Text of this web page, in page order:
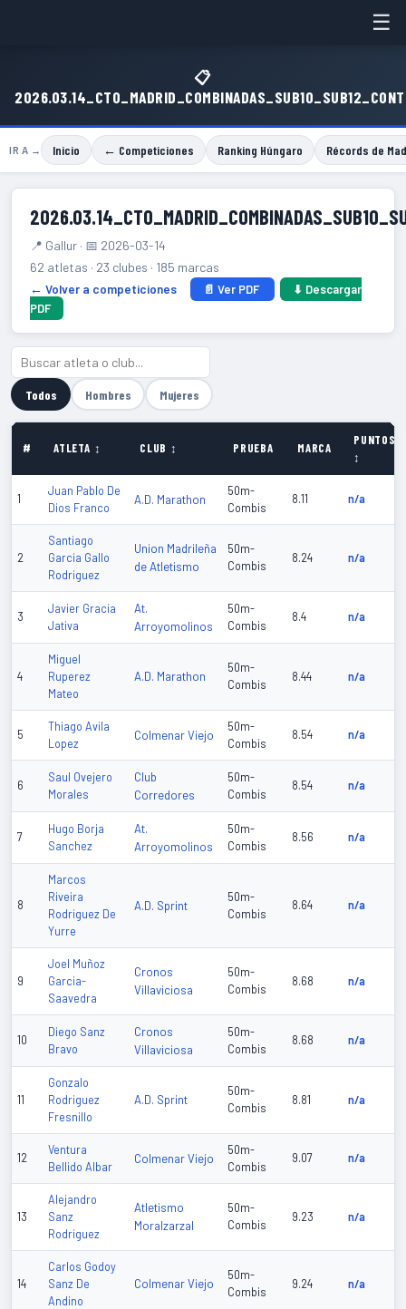
☰
📋
IR A → Inicio ← Competiciones Ranking Húngaro Récords de
📍 Gallur · 📅 2026-03-14
62 atletas · 23 clubes · 185 marcas
← Volver a competiciones
📄 Ver PDF
⬇ Descargar
PDF
Todos Hombres Mujeres
# ATLETA ↕ CLUB ↕ PRUEBA MARCA
PUNTOS
↕
1
Juan Pablo De
Dios Franco
A.D. Marathon
50m-
Combis
8.11 n/a
2
Santiago
Garcia Gallo
Rodriguez
Union Madrileña
de Atletismo
50m-
Combis
8.24 n/a
3
Javier Gracia
Jativa
At.
Arroyomolinos
50m-
Combis
8.4 n/a
4
Miguel
Ruperez
Mateo
A.D. Marathon
50m-
Combis
8.44 n/a
5
Thiago Avila
Lopez
Colmenar Viejo
50m-
Combis
8.54 n/a
6
Saul Ovejero
Morales
Club
Corredores
50m-
Combis
8.54 n/a
7
Hugo Borja
Sanchez
At.
Arroyomolinos
50m-
Combis
8.56 n/a
8
Marcos
Riveira
Rodriguez De
Yurre
A.D. Sprint
50m-
Combis
8.64 n/a
9
Joel Muñoz
Garcia-
Saavedra
Cronos
Villaviciosa
50m-
Combis
8.68 n/a
10
Diego Sanz
Bravo
Cronos
Villaviciosa
50m-
Combis
8.68 n/a
11
Gonzalo
Rodriguez
Fresnillo
A.D. Sprint
50m-
Combis
8.81 n/a
12
Ventura
Bellido Albar
Colmenar Viejo
50m-
Combis
9.07 n/a
13
Alejandro
Sanz
Rodriguez
Atletismo
Moralzarzal
50m-
Combis
9.23 n/a
14
Carlos Godoy
Sanz De
Andino
Colmenar Viejo
50m-
Combis
9.24 n/a